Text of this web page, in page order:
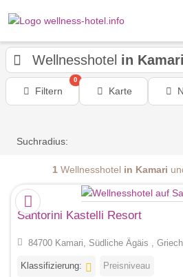
Wellnesshotel in Kamari
Filtern
0
Karte
Suchradius:
1 Wellnesshotel in Kamari
Santorini Kastelli Resort
84700 Kamari, Südliche Ägäis ,
Klassifizierung: Preisniveau